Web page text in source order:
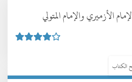
الأزميري والإمام المتولي
الكتاب